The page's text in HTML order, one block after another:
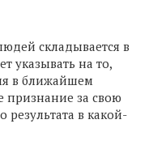
складывается в
указывать на то,
в ближайшем
за свою
результата в какой-